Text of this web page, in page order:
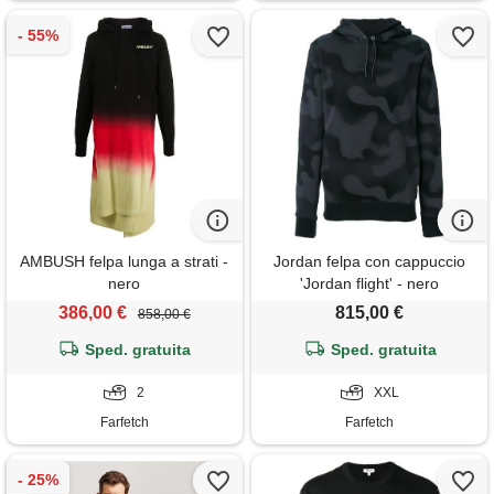
AMBUSH felpa lunga a strati -
nero
386,00 € 858,00 €
Sped. gratuita
2
Farfetch
Jordan felpa con cappuccio
'Jordan flight' - nero
815,00 €
Sped. gratuita
XXL
Farfetch